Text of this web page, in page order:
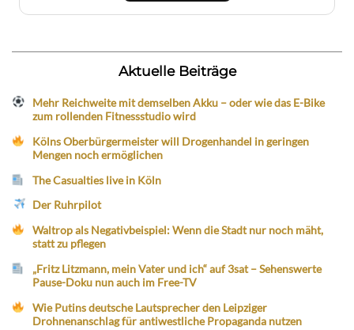
Aktuelle Beiträge
Mehr Reichweite mit demselben Akku – oder wie das E-Bike
zum rollenden Fitnessstudio wird
Kölns Oberbürgermeister will Drogenhandel in geringen
Mengen noch ermöglichen
The Casualties live in Köln
Der Ruhrpilot
Waltrop als Negativbeispiel: Wenn die Stadt nur noch mäht,
statt zu pflegen
„Fritz Litzmann, mein Vater und ich“ auf 3sat – Sehenswerte
Pause-Doku nun auch im Free-TV
Wie Putins deutsche Lautsprecher den Leipziger
Drohnenanschlag für antiwestliche Propaganda nutzen